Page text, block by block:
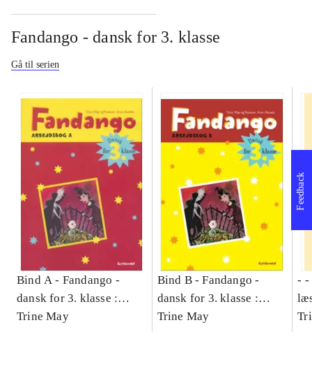
Fandango - dansk for 3. klasse
Gå til serien
Bind A - Fandango -
dansk for 3. klasse :
grundbog -- Arbejdsbog.
Trine May
Bind B -Fandango -
dansk for 3. klasse :
grundbog -- Arbejdsbog.
Trine May
- -
-
Feedback